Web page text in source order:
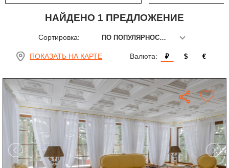
НАЙДЕНО 1 ПРЕДЛОЖЕНИЕ
Сортировка: ПО ПОПУЛЯРНОСТИ
ПОКАЗАТЬ НА КАРТЕ Валюта: ₽ $ €